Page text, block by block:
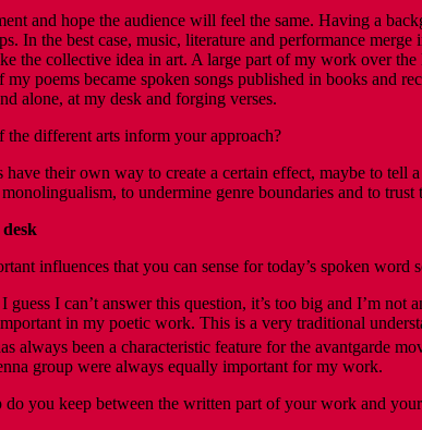
and hope the audience will feel the same. Having a
In the best case, music, literature and performance
the collective idea in art. A large part of my work over
my poems became spoken songs published in books and
alone, at my desk and forging verses.
the different arts inform your approach?
their own way to create a certain effect, maybe to tell a
to undermine genre boundaries and to trust
influences that you can sense for today’s spoken
I can’t answer this question, it’s too big and I’m not
in my poetic work. This is a very traditional
always been a characteristic feature for the avantgarde
group were always equally important for my work.
you keep between the written part of your work and